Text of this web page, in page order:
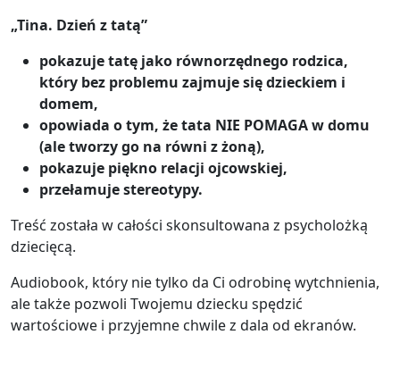
„Tina. Dzień z tatą”
pokazuje tatę jako równorzędnego rodzica,
który bez problemu zajmuje się dzieckiem i
domem,
opowiada o tym, że tata NIE POMAGA w domu
(ale tworzy go na równi z żoną),
pokazuje piękno relacji ojcowskiej,
przełamuje stereotypy.
Treść została w całości skonsultowana z psycholożką
dziecięcą.
Audiobook, który nie tylko da Ci odrobinę wytchnienia,
ale także pozwoli Twojemu dziecku spędzić
wartościowe i przyjemne chwile z dala od ekranów.